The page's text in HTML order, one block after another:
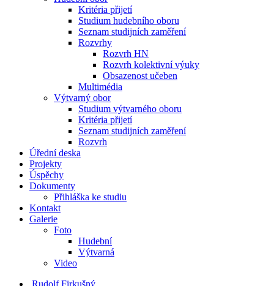
Kritéria přijetí
Studium hudebního oboru
Seznam studijních zaměření
Rozvrhy
Rozvrh HN
Rozvrh kolektivní výuky
Obsazenost učeben
Multimédia
Výtvarný obor
Studium výtvarného oboru
Kritéria přijetí
Seznam studijních zaměření
Rozvrh
Úřední deska
Projekty
Úspěchy
Dokumenty
Přihláška ke studiu
Kontakt
Galerie
Foto
Hudební
Výtvarná
Video
Rudolf Firkušný